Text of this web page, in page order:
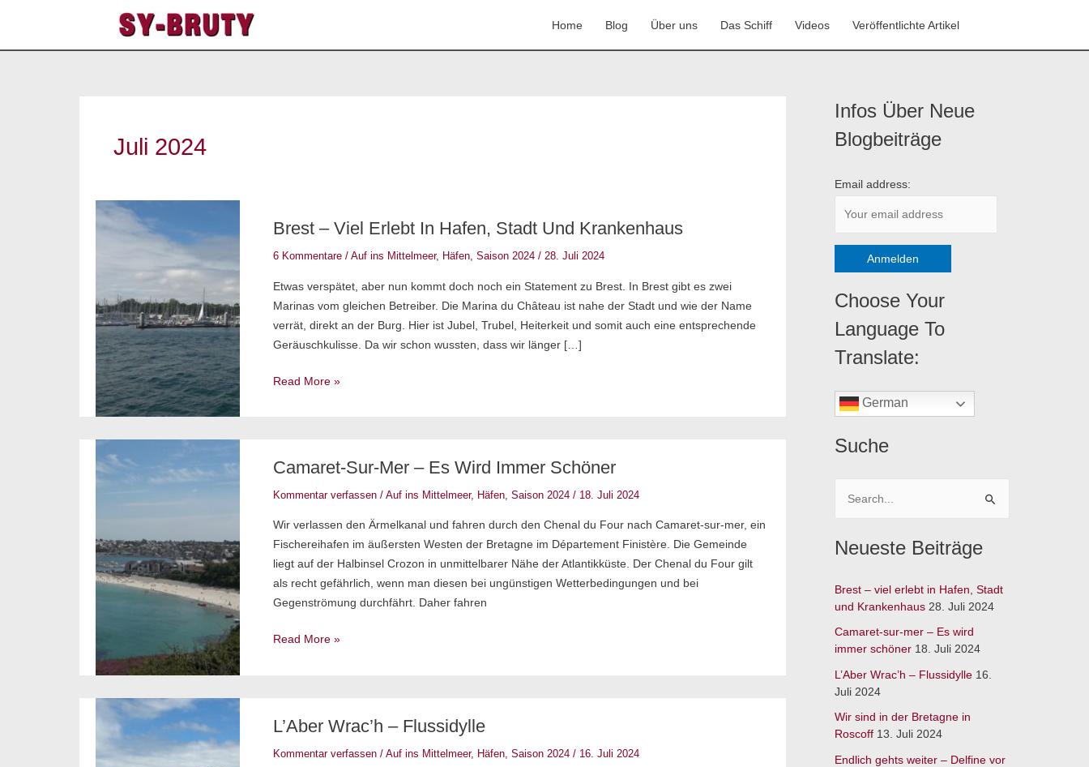
springen
Home Blog Über uns Das Schiff Videos Veröffentlichte Artikel
Juli 2024
Brest – Viel Erlebt In Hafen, Stadt Und Krankenhaus
6 Kommentare /Auf ins Mittelmeer, Häfen,Saison 2024 /28. Juli 2024
Etwas verspätet, aber nun kommt doch noch ein Statement zu Brest. In Brest gibt es zwei
Marinas vom gleichen Betreiber. Die Marina du Château ist nahe der Stadt und wie der Name
verrät, direkt an der Burg. Hier ist Jubel, Trubel, Heiterkeit und somit auch eine entsprechende
Geräuschkulisse. Da wir schon wussten, dass wir länger […]
–
in
Hafen,
Stadt
und
Read More »
Camaret-Sur-Mer – Es Wird Immer Schöner
Kommentar verfassen /Auf ins Mittelmeer, Häfen ,Saison 2024 / 18. Juli 2024
Wir verlassen den Ärmelkanal und fahren durch den Chenal du Four nach Camaret-sur-mer, ein
Fischereihafen im äußersten Westen der Bretagne im Département Finistère. Die Gemeinde
liegt auf der Halbinsel Crozon in unmittelbarer Nähe der Atlantikküste. Der Chenal du Four gilt
als recht gefährlich, wenn man diesen bei ungünstigen Wetterbedingungen und bei
Gegenströmung durchfährt. Daher fahren
sur-
Es
wird
immer
schöner
Read More »
L’Aber Wrac’h – Flussidylle
Kommentar verfassen /Auf ins Mittelmeer, Häfen ,Saison 2024 / 16. Juli 2024
Wrac’h
Infos Über Neue
Blogbeiträge
Email address:
Choose Your
Language To
Translate:
German
Suche
c
e
n
c
:
Neueste Beiträge
Brest – viel erlebt in Hafen, Stadt
und Krankenhaus 28. Juli 2024
Camaret-sur-mer – Es wird
immer schöner 18. Juli 2024
L’Aber Wrac’h – Flussidylle 16.
Juli 2024
Wir sind in der Bretagne in
Roscoff 13. Juli 2024
Endlich gehts weiter – Delfine vor
K
a
r
n